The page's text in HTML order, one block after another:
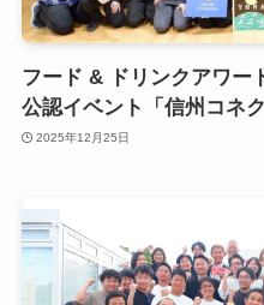
フード & ドリンクアワー
公認イベント「信州コネ
2025年12月25日